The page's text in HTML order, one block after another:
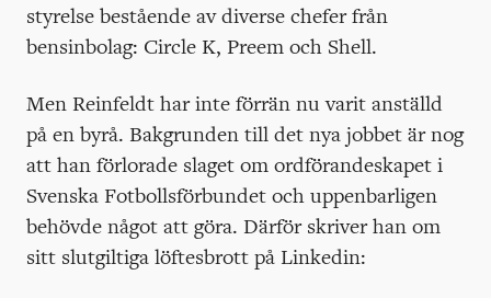
styrelse bestående av diverse chefer från
bensinbolag: Circle K, Preem och Shell.
Men Reinfeldt har inte förrän nu varit anställd
på en byrå. Bakgrunden till det nya jobbet är nog
att han förlorade slaget om ordförandeskapet i
Svenska Fotbollsförbundet och uppenbarligen
behövde något att göra. Därför skriver han om
sitt slutgiltiga löftesbrott på Linkedin: